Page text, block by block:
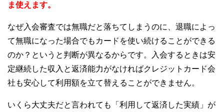
ま使えます。
なぜ入会審査では無職だと落ちてしまうのに、退職によっ
て無職になった場合でもカードを使い続けることができる
のか？というと判断が異なるからです。入会するときは安
定継続した収入と返済能力がなければクレジットカード会
社も安心して利用額を立て替えることができません。
いくら大丈夫だと言われても「利用して返済した実績」が